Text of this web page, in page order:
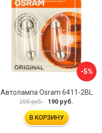
-5%
Автолампа Osram 6411-2BL
200 руб. 190 руб.
В КОРЗИНУ